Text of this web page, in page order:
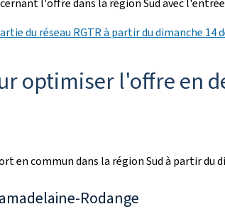
l'offre dans la région Sud avec
du réseau RGTR à partir du dimanche 14
optimiser l'offre en
commun dans la région Sud à partir du
Rodange